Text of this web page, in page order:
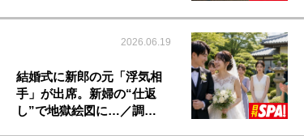
2026.06.19
結婚式に新郎の元「浮気相
手」が出席。新婦の“仕返
し”で地獄絵図に…／調…